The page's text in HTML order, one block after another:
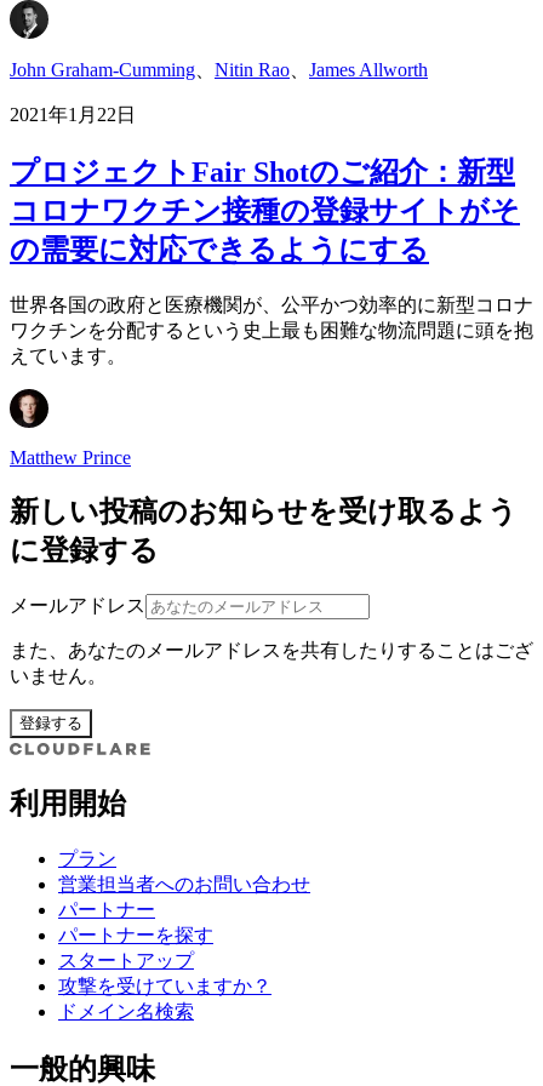
John Graham-Cumming Nitin Rao James Allworth
2021年1月22日
プロジェクトFair Shotのご紹介：新型
コロナワクチン接種の登録サイトがそ
の需要に対応できるようにする
世界各国の政府と医療機関が、公平かつ効率的に新型コロナ
ワクチンを分配するという史上最も困難な物流問題に頭を抱
えています。
Matthew Prince
新しい投稿のお知らせを受け取るよう
に登録する
メールアドレス
また、あなたのメールアドレスを共有したりすることはござ
いません。
登録する
利用開始
プラン
営業担当者へのお問い合わせ
パートナー
パートナーを探す
スタートアップ
攻撃を受けていますか？
ドメイン名検索
一般的興味